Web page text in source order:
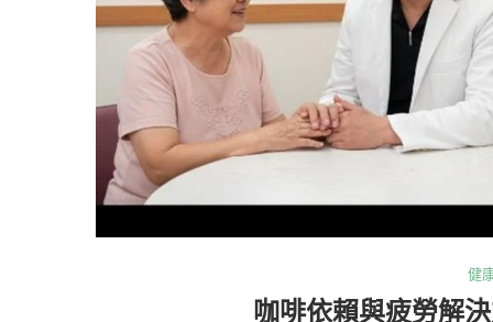
健
咖啡依賴與疲勞解